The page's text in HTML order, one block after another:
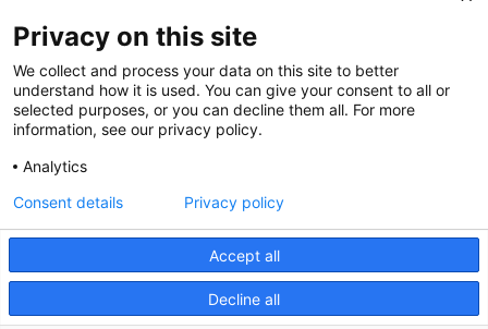
@CGTCatalunya
cgtcatalunya
cgtcatalunya
Desenvolupat per
Privacy on this site
We collect and process your data on this site to better
understand how it is used. You can give your consent to all or
selected purposes, or you can decline them all. For more
information, see our privacy policy.
Analytics
Accept all
Decline all
Consent details Privacy policy